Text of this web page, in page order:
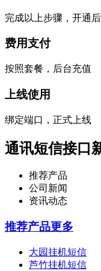
完成以上步骤，开通
费用支付
按照套餐，后台充值
上线使用
绑定端口，正式上线
通讯短信接口
推荐产品
公司新闻
资讯动态
推荐产品更多
大园挂机短信
芦竹挂机短信